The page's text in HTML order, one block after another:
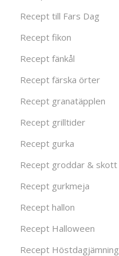
Recept till Fars Dag
Recept fikon
Recept fänkål
Recept färska örter
Recept granatäpplen
Recept grilltider
Recept gurka
Recept groddar & skott
Recept gurkmeja
Recept hallon
Recept Halloween
Recept Höstdagjämning